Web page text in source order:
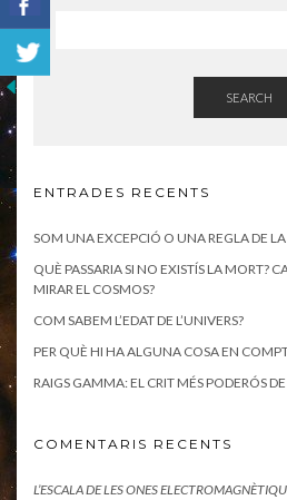
SEARCH
ENTRADES RECENTS
SOM UNA EXCEPCIÓ O UNA REGLA DE
QUÈ PASSARIA SI NO EXISTÍS LA MORT?
MIRAR EL COSMOS?
COM SABEM L’EDAT DE L’UNIVERS?
PER QUÈ HI HA ALGUNA COSA EN
RAIGS GAMMA: EL CRIT MÉS PODERÓS DE
COMENTARIS RECENTS
L’ESCALA DE LES ONES